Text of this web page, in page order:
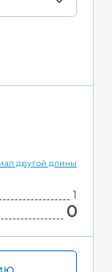
другой длины
1
0